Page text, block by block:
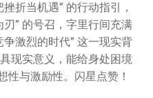
折当机遇” 的行动指引，
” 的号召，字里行间充满
激烈的时代” 这一现实背
现实意义，能给身处困境
性与激励性。闪星点赞！